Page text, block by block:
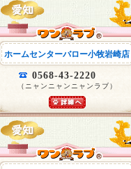
ホームセンターバロー小牧岩崎店
0568-43-2220
（ニャンニャンニャンラブ）